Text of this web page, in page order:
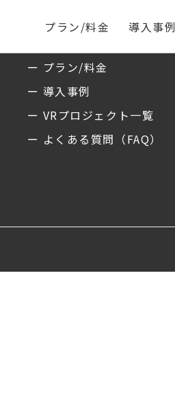
プラン/料金 導入事例
サービス
ー プラン/料金
ー 導入事例
ー VRプロジェクト一覧
ー よくある質問（FAQ）